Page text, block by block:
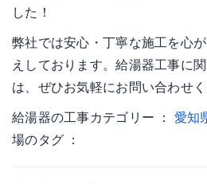
した！
弊社では安心・丁寧な施工を心
えしております。給湯器工事に
は、ぜひお気軽にお問い合わせく
給湯器の工事カテゴリー ： 愛知
場のタグ ：